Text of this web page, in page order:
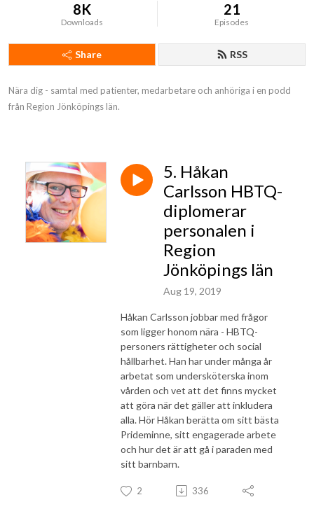
8K
Downloads
21
Episodes
Share RSS
Nära dig - samtal med patienter, medarbetare och anhöriga i en podd
från Region Jönköpings län.
5. Håkan
Carlsson HBTQ-
diplomerar
personalen i
Region
Jönköpings län
Aug 19, 2019
Håkan Carlsson jobbar med frågor
som ligger honom nära - HBTQ-
personers rättigheter och social
hållbarhet. Han har under många år
arbetat som undersköterska inom
vården och vet att det finns mycket
att göra när det gäller att inkludera
alla. Hör Håkan berätta om sitt bästa
Prideminne, sitt engagerade arbete
och hur det är att gå i paraden med
sitt barnbarn.
2 336